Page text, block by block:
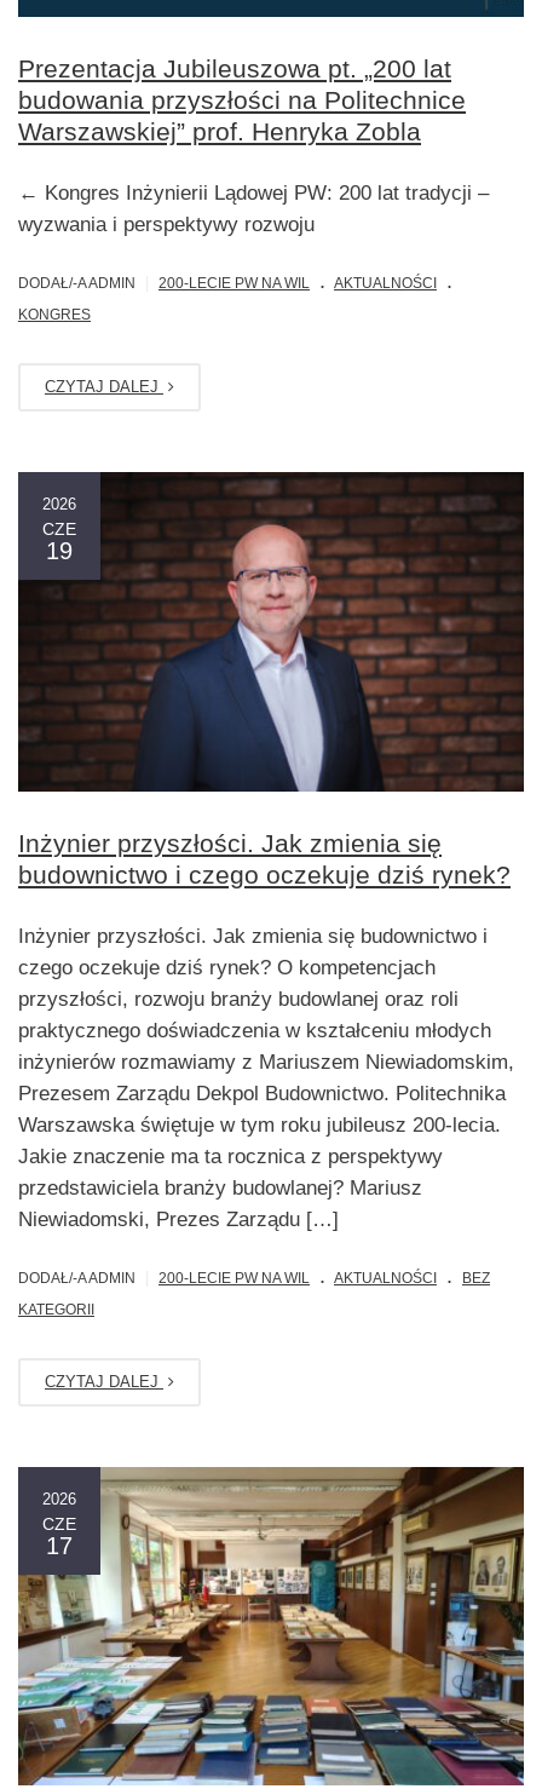
Prezentacja Jubileuszowa pt. „200 lat
budowania przyszłości na Politechnice
Warszawskiej” prof. Henryka Zobla
← Kongres Inżynierii Lądowej PW: 200 lat tradycji –
wyzwania i perspektywy rozwoju
DODAŁ/-A ADMIN 200-LECIE PW NA WIL . AKTUALNOŚCI .
KONGRES
CZYTAJ DALEJ
2026
CZE
19
Inżynier przyszłości. Jak zmienia się
budownictwo i czego oczekuje dziś rynek?
Inżynier przyszłości. Jak zmienia się budownictwo i
czego oczekuje dziś rynek? O kompetencjach
przyszłości, rozwoju branży budowlanej oraz roli
praktycznego doświadczenia w kształceniu młodych
inżynierów rozmawiamy z Mariuszem Niewiadomskim,
Prezesem Zarządu Dekpol Budownictwo. Politechnika
Warszawska świętuje w tym roku jubileusz 200-lecia.
Jakie znaczenie ma ta rocznica z perspektywy
przedstawiciela branży budowlanej? Mariusz
Niewiadomski, Prezes Zarządu […]
DODAŁ/-A ADMIN 200-LECIE PW NA WIL . AKTUALNOŚCI .
BEZ
KATEGORII
CZYTAJ DALEJ
2026
CZE
17